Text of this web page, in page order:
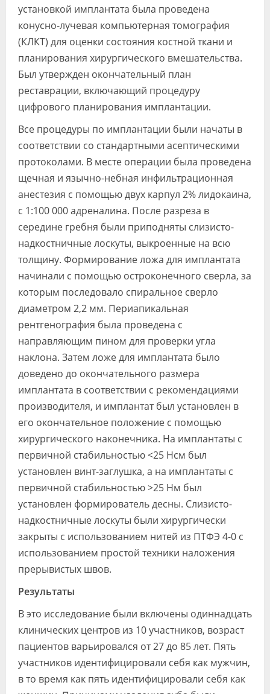
установкой имплантата была проведена
конусно-лучевая компьютерная томография
(КЛКТ) для оценки состояния костной ткани и
планирования хирургического вмешательства.
Был утвержден окончательный план
реставрации, включающий процедуру
цифрового планирования имплантации.
Все процедуры по имплантации были начаты в
соответствии со стандартными асептическими
протоколами. В месте операции была проведена
щечная и язычно-небная инфильтрационная
анестезия с помощью двух карпул 2% лидокаина,
с 1:100 000 адреналина. После разреза в
середине гребня были приподняты слизисто-
надкостничные лоскуты, выкроенные на всю
толщину. Формирование ложа для имплантата
начинали с помощью остроконечного сверла, за
которым последовало спиральное сверло
диаметром 2,2 мм. Периапикальная
рентгенография была проведена с
направляющим пином для проверки угла
наклона. Затем ложе для имплантата было
доведено до окончательного размера
имплантата в соответствии с рекомендациями
производителя, и имплантат был установлен в
его окончательное положение с помощью
хирургического наконечника. На имплантаты с
первичной стабильностью <25 Нсм был
установлен винт-заглушка, а на имплантаты с
первичной стабильностью >25 Нм был
установлен формирователь десны. Слизисто-
надкостничные лоскуты были хирургически
закрыты с использованием нитей из ПТФЭ 4-0 с
использованием простой техники наложения
прерывистых швов.
Результаты
В это исследование были включены одиннадцать
клинических центров из 10 участников, возраст
пациентов варьировался от 27 до 85 лет. Пять
участников идентифицировали себя как мужчин,
в то время как пять идентифицировали себя как